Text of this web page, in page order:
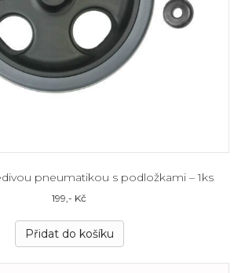
pneumatikou s podložkami – 1ks
199,- Kč
Přidat do košíku